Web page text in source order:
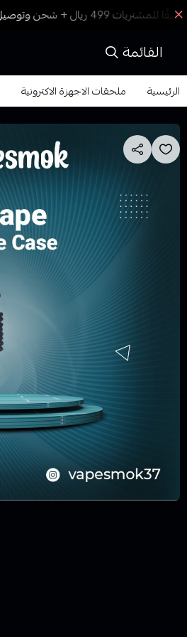
القائمة
الرئيسية ملحقات الاجهزة الاكترونية